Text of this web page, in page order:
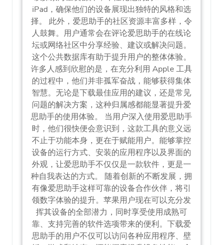
iPad，确保他们的设备展现出独特的风格和选
择。 此外，爱思助手的社区资源丰富多样，令
人鼓舞。用户通常会在评论爱思助手的在线论
坛或网络社区中分享经验、建议或解决问题。
这个公共数据库有助于提升用户的整体体验。
许多人感到欣慰的是，在充分利用 Apple 工具
的过程中，他们并非孤军奋战，能够获得集体
智慧。无论是下载最佳应用的建议，还是常见
问题的解决方案，这种归属感都能显著提升爱
思助手的使用体验。 当用户深入使用爱思助手
时，他们很快便会意识到，这款工具的意义远
不止于功能本身，更在于赋能用户。能够掌控
设备的运行方式、安装的应用程序以及界面的
外观，让爱思助手不仅仅是一款软件，更是一
种自我表达的方式。 随着创新的不断发展，拥
有像爱思助手这样可靠的设备合作伙伴，将引
领数字体验的提升。苹果用户现在可以充分发
挥其设备的全部潜力，同时享受使用成熟可
靠、支持完善的软件选项带来的便利。下载爱
思助手的用户不仅可以访问各种应用程序、壁